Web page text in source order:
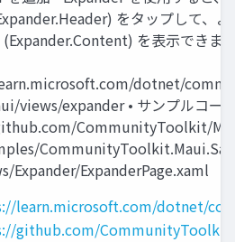
をタップして、
(Expander.Content) を表⽰できま
dotnet/
views/expander • サンプルコー
CommunityToolkit/
Expander/ExpanderPage.xaml
learn.microsoft.com/dotnet/
github.com/